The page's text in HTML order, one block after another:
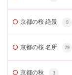
京都の桜 絶景 9
京都の桜 名所 29
京都の秋 3